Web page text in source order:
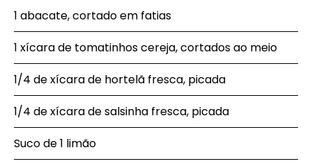
1 abacate, cortado em fatias
1 xícara de tomatinhos cereja, cortados ao meio
1/4 de xícara de hortelã fresca, picada
1/4 de xícara de salsinha fresca, picada
Suco de 1 limão